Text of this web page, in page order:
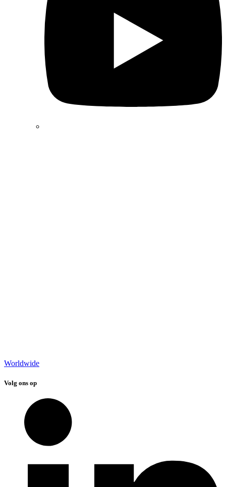
Worldwide
Volg ons op